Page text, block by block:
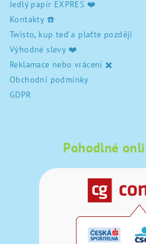
Jedlý papír EXPRES ❤️
Kontakty ☎️
Twisto, kup teď a plaťte později
Výhodné slevy ❤️
Reklamace nebo vrácení ✖️
Obchodní podmínky
GDPR
Pohodlné